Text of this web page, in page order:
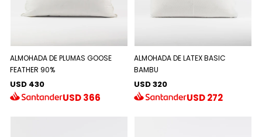
ALMOHADA DE PLUMAS GOOSE
FEATHER 90%
USD 430
USD366
ALMOHADA DE LATEX BASIC
BAMBU
USD 320
USD272